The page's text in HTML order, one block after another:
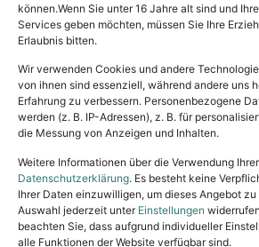
können.Wenn Sie unter 16 Jahre alt sind und
Services geben möchten, müssen Sie Ihre
Erlaubnis bitten.
Wir verwenden Cookies und andere
von ihnen sind essenziell, während andere uns
Erfahrung zu verbessern. Personenbezogene
werden (z. B. IP-Adressen), z. B. für
die Messung von Anzeigen und Inhalten.
Weitere Informationen über die Verwendung
Datenschutzerklärung. Es besteht keine
Ihrer Daten einzuwilligen, um dieses Angebot
Auswahl jederzeit unter Einstellungen
beachten Sie, dass aufgrund individueller
alle Funktionen der Website verfügbar sind.
Copyright © 2024. All
Tel.: (02631) 55356
Ludwigshof 1, 56567